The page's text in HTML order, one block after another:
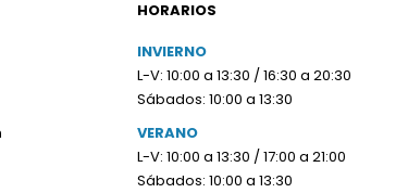
HORARIOS
INVIERNO
L-V: 10:00 a 13:30 / 16:30 a 20:30
Sábados: 10:00 a 13:30
VERANO
L-V: 10:00 a 13:30 / 17:00 a 21:00
Sábados: 10:00 a 13:30